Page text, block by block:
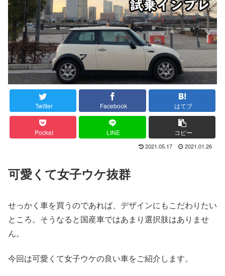
Twitter Facebook はてブ
Pocket LINE コピー
2021.05.17 2021.01.26
可愛くて女子ウケ抜群
せっかく車を買うのであれば、デザインにもこだわりたい
ところ。そうなると国産車ではあまり選択肢はありませ
ん。
今回は可愛くて女子ウケの良い車をご紹介します。